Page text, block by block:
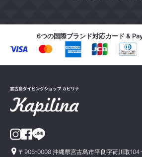
6つの国際ブランド対応カード &
〒906-0008 沖縄県宮古島市平良字荷川取